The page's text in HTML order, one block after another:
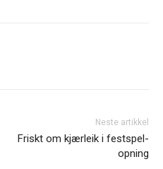
Neste artikkel
Friskt om kjærleik i festspel-
opning